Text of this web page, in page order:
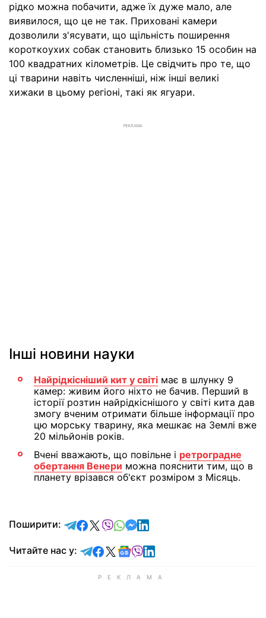
рідко можна побачити, адже їх дуже мало, але
виявилося, що це не так. Приховані камери
дозволили з'ясувати, що щільність поширення
короткоухих собак становить близько 15 особин на
100 квадратних кілометрів. Це свідчить про те, що
ці тварини навіть численніші, ніж інші великі
хижаки в цьому регіоні, такі як ягуари.
РЕКЛАМА
Інші новини науки
Найрідкісніший кит у світі має в шлунку 9
камер: живим його ніхто не бачив. Перший в
історії розтин найрідкіснішого у світі кита дав
змогу вченим отримати більше інформації про
цю морську тварину, яка мешкає на Землі вже
20 мільйонів років.
Вчені вважають, що повільне і ретроградне
обертання Венери можна пояснити тим, що в
планету врізався об'єкт розміром з Місяць.
Поширити: відправити у Telegram
поділитись у Facebook
поділитись у X
відправити у Viber
відправити у Whatsapp
відправити у Messenger
відправити у LinkedIn
Читайте нас у: Читайте у Telegram
Читайте у Facebook
Читайте у X
Читайте у Google news
Читайте у Viber
Читайте у LinkedIn